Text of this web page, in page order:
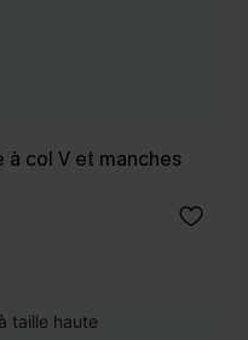
à col V et manches